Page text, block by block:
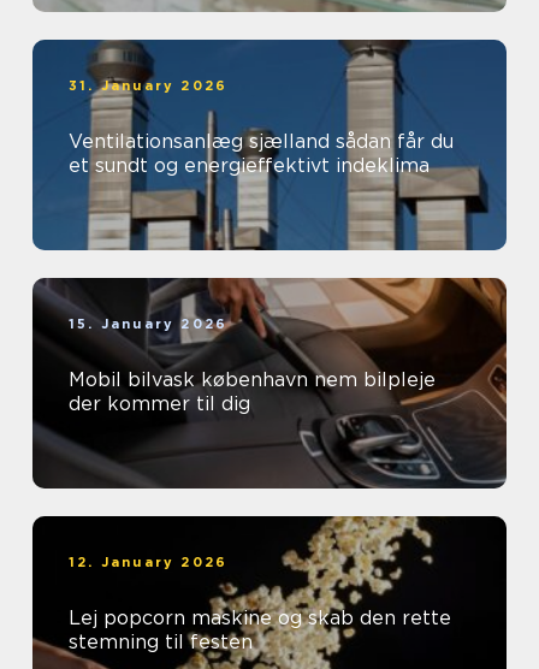
31. January 2026
Ventilationsanlæg sjælland sådan får du
et sundt og energieffektivt indeklima
15. January 2026
Mobil bilvask københavn nem bilpleje
der kommer til dig
12. January 2026
Lej popcorn maskine og skab den rette
stemning til festen